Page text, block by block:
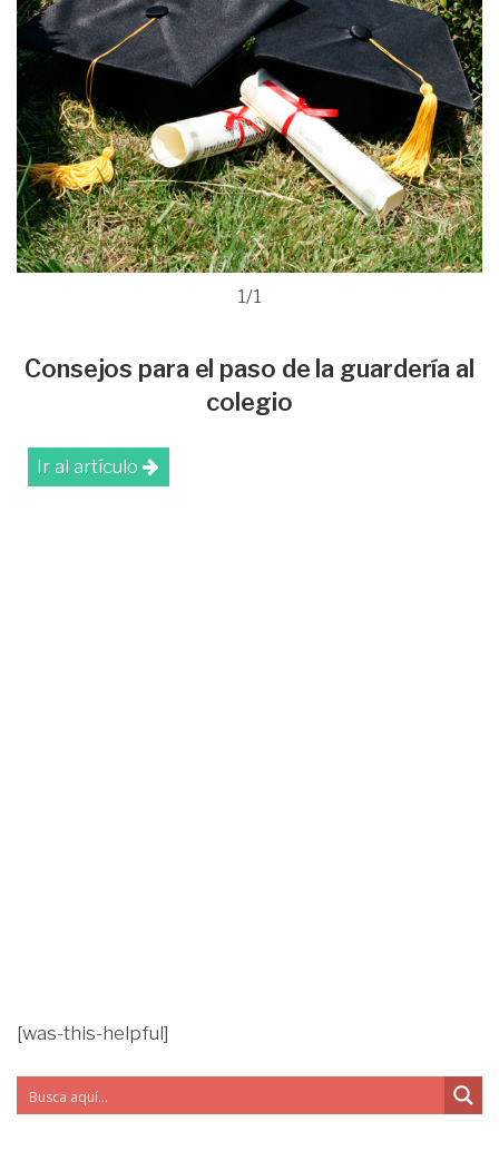
1/1
Consejos para el paso de la guardería al
colegio
Ir al artículo
[was-this-helpful]